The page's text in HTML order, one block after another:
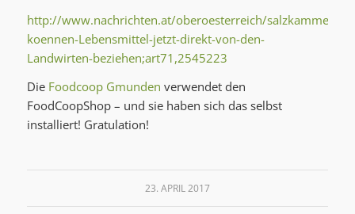
http://www.nachrichten.at/oberoesterreich/
koennen-Lebensmittel-jetzt-direkt-von-den-
Landwirten-beziehen;art71,2545223
Die Foodcoop Gmunden verwendet den
FoodCoopShop – und sie haben sich das selbst
installiert! Gratulation!
23. APRIL 2017